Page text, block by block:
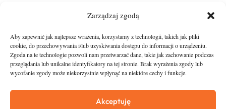
Zarządzaj zgodą
Aby zapewnić jak najlepsze wrażenia, korzystamy z technologii, takich jak pliki
cookie, do przechowywania i/lub uzyskiwania dostępu do informacji o urządzeniu.
Zgoda na te technologie pozwoli nam przetwarzać dane, takie jak zachowanie podczas
przeglądania lub unikalne identyfikatory na tej stronie. Brak wyrażenia zgody lub
wycofanie zgody może niekorzystnie wpłynąć na niektóre cechy i funkcje.
Akceptuję
O nas